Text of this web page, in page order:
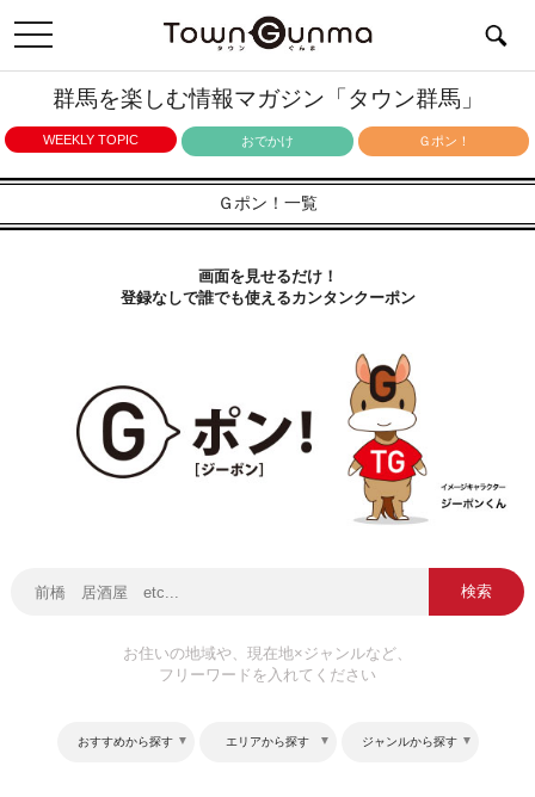
toggle
navigation
群馬を楽しむ情報マガジン「タウン群馬」
WEEKLY TOPIC おでかけ Ｇポン！
Ｇポン！一覧
画面を見せるだけ！
登録なしで誰でも使えるカンタンクーポン
検索
お住いの地域や、現在地×ジャンルなど、
フリーワードを入れてください
おすすめから探す エリアから探す ジャンルから探す